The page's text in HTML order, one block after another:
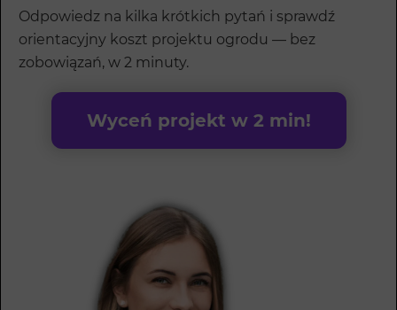
Odpowiedz na kilka krótkich pytań i sprawdź
orientacyjny koszt projektu ogrodu — bez
zobowiązań, w 2 minuty.
Wyceń projekt w 2 min!